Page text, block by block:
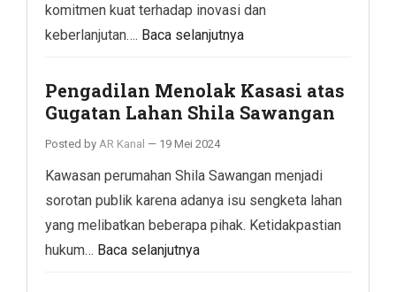
komitmen kuat terhadap inovasi dan
keberlanjutan…. Baca selanjutnya
Pengadilan Menolak Kasasi atas
Gugatan Lahan Shila Sawangan
Posted by AR Kanal — 19 Mei 2024
Kawasan perumahan Shila Sawangan menjadi
sorotan publik karena adanya isu sengketa lahan
yang melibatkan beberapa pihak. Ketidakpastian
hukum… Baca selanjutnya